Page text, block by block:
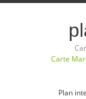
Carte
Plan